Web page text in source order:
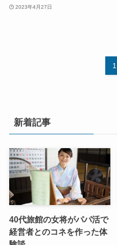
2023年4月27日
1
新着記事
40代旅館の女将がパパ活で
経営者とのコネを作った体